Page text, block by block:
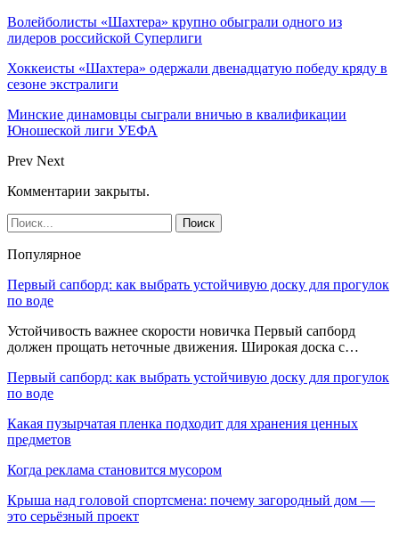
Волейболисты «Шахтера» крупно обыграли одного из
лидеров российской Суперлиги
Хоккеисты «Шахтера» одержали двенадцатую победу кряду в
сезоне экстралиги
Минские динамовцы сыграли вничью в квалификации
Юношеской лиги УЕФА
Prev Next
Комментарии закрыты.
Популярное
Первый сапборд: как выбрать устойчивую доску для прогулок
по воде
Устойчивость важнее скорости новичка Первый сапборд
должен прощать неточные движения. Широкая доска с…
Первый сапборд: как выбрать устойчивую доску для прогулок
по воде
Какая пузырчатая пленка подходит для хранения ценных
предметов
Когда реклама становится мусором
Крыша над головой спортсмена: почему загородный дом —
это серьёзный проект